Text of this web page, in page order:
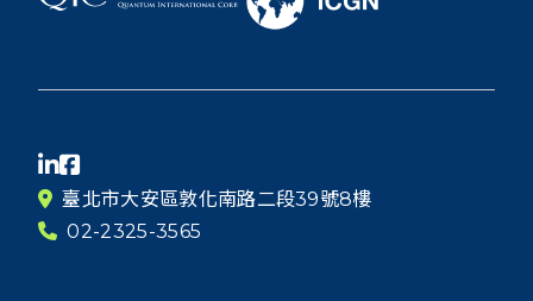
臺北市大安區敦化南路二段39號8樓
02-2325-3565